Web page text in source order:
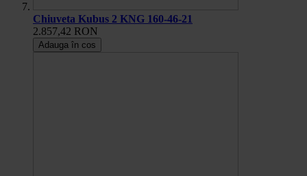
Chiuveta Kubus 2 KNG 160-46-21
2.857,42 RON
Adauga în cos